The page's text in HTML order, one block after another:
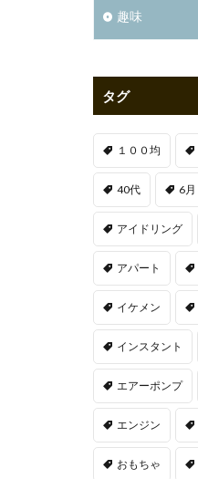
趣味
タグ
１００均
40代 6月
アイドリング
アパート
イケメン
インスタント
エアーポンプ
エンジン
おもちゃ